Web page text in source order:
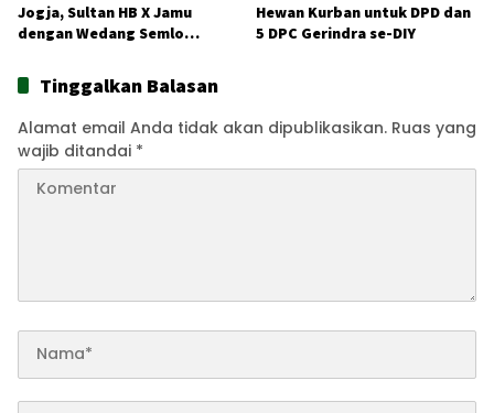
Jogja, Sultan HB X Jamu
dengan Wedang Semlo
Hewan Kurban untuk DPD dan
5 DPC Gerindra se-DIY
Tinggalkan Balasan
Alamat email Anda tidak akan dipublikasikan. Ruas yang
wajib ditandai *